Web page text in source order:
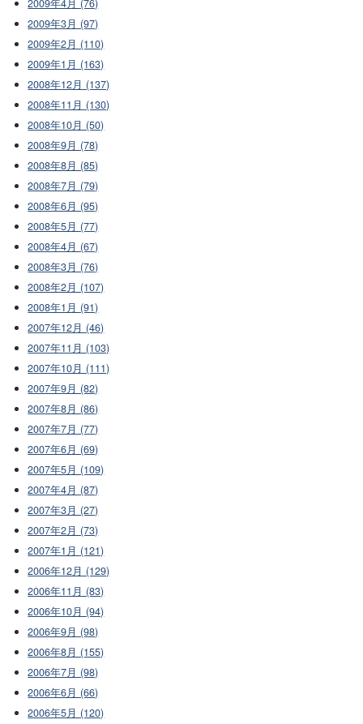
2009年4月 (76)
2009年3月 (97)
2009年2月 (110)
2009年1月 (163)
2008年12月 (137)
2008年11月 (130)
2008年10月 (50)
2008年9月 (78)
2008年8月 (85)
2008年7月 (79)
2008年6月 (95)
2008年5月 (77)
2008年4月 (67)
2008年3月 (76)
2008年2月 (107)
2008年1月 (91)
2007年12月 (46)
2007年11月 (103)
2007年10月 (111)
2007年9月 (82)
2007年8月 (86)
2007年7月 (77)
2007年6月 (69)
2007年5月 (109)
2007年4月 (87)
2007年3月 (27)
2007年2月 (73)
2007年1月 (121)
2006年12月 (129)
2006年11月 (83)
2006年10月 (94)
2006年9月 (98)
2006年8月 (155)
2006年7月 (98)
2006年6月 (66)
2006年5月 (120)